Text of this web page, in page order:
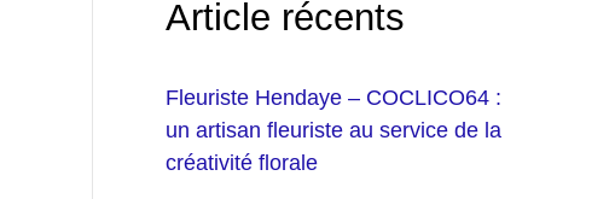
Article récents
Fleuriste Hendaye – COCLICO64 :
un artisan fleuriste au service de la
créativité florale